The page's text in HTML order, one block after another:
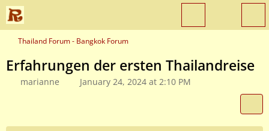
Thailand Forum - Bangkok Forum
Erfahrungen der ersten Thailandreise
marianne January 24, 2024 at 2:10 PM